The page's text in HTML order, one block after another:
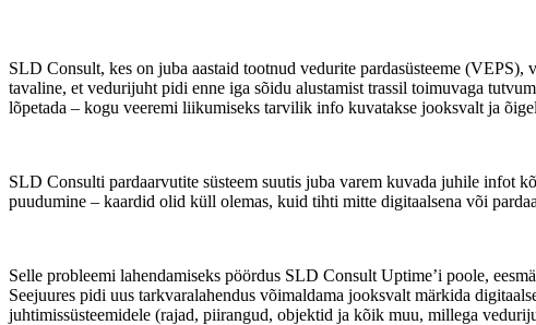
SLD Consult, kes on juba aastaid tootnud vedurite pardasüsteeme
tavaline, et vedurijuht pidi enne iga sõidu alustamist trassil toimuvaga
lõpetada – kogu veeremi liikumiseks tarvilik info kuvatakse jooksvalt ja
SLD Consulti pardaarvutite süsteem suutis juba varem kuvada juhile infot
puudumine – kaardid olid küll olemas, kuid tihti mitte digitaalsena või
Selle probleemi lahendamiseks pöördus SLD Consult Uptime’i poole,
Seejuures pidi uus tarkvaralahendus võimaldama jooksvalt märkida
juhtimissüsteemidele (rajad, piirangud, objektid ja kõik muu, millega